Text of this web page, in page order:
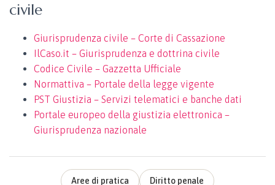
civile
Giurisprudenza civile – Corte di Cassazione
IlCaso.it – Giurisprudenza e dottrina civile
Codice Civile – Gazzetta Ufficiale
Normattiva – Portale della legge vigente
PST Giustizia – Servizi telematici e banche dati
Portale europeo della giustizia elettronica –
Giurisprudenza nazionale
Aree di pratica Diritto penale